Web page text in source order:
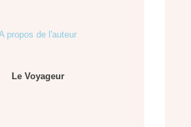
propos de l'auteur
Le Voyageur